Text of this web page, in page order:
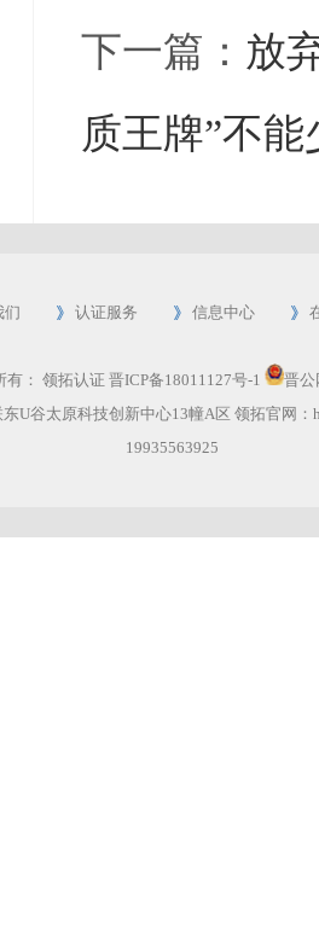
下一篇： 放
质王牌”不能
们 认证服务 信息中心
： 领拓认证 晋ICP备18011127号-1
晋公
U谷太原科技创新中心13幢A区 领拓官网：
19935563925